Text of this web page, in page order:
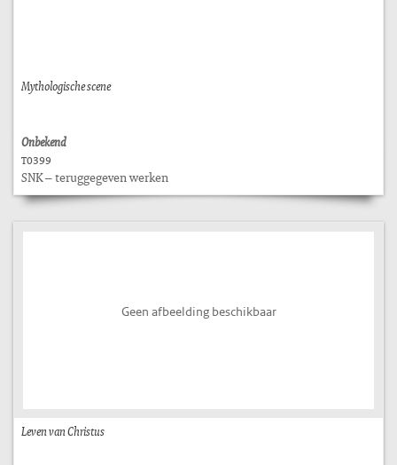
Mythologische scene
Onbekend
T0399
SNK – teruggegeven werken
Geen afbeelding beschikbaar
Leven van Christus